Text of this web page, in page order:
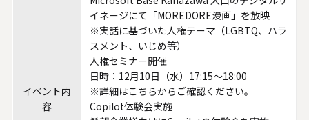
イベント内
容
イネージにて「MOREDORE漫画」を放映
※実話に基づいた人権テーマ（LGBTQ、ハラ
スメント、いじめ等）
人権セミナー開催
日時：12月10日（水）17:15～18:00
※詳細はこちらからご確認ください。
Copilot体験会実施